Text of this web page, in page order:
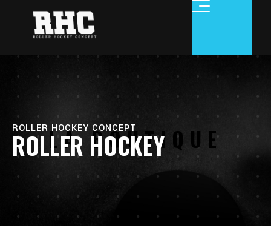
LA BOUTIQUE
ROLLER HOCKEY CONCEPT
ROLLER HOCKEY